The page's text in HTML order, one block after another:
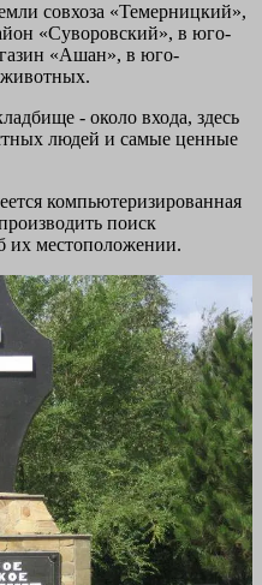
совхоза «Темерницкий»,
«Суворовский», в юго-
«Ашан», в юго-
- около входа, здесь
людей и самые ценные
компьютеризированная
поиск
их местоположении.